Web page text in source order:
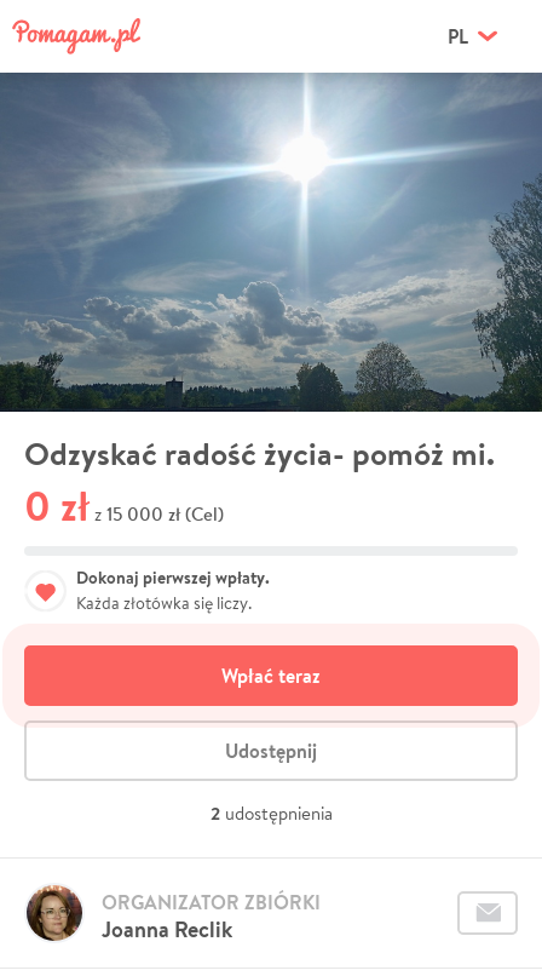
PL
Odzyskać radość życia- pomóż mi.
0 zł z 15 000 zł (Cel)
Dokonaj pierwszej wpłaty.
Każda złotówka się liczy.
Wpłać teraz
Udostępnij
2 udostępnienia
Joanna Reclik
ORGANIZATOR ZBIÓRKI